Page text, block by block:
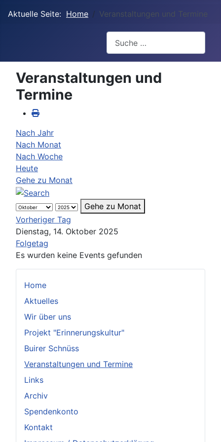
Aktuelle Seite: Home Veranstaltungen und Termine
Home
Aktuelles
Wir über uns
Projekt "Erinnerungskultur"
Buirer Schnüss
Veranstaltungen und Termine
Links
Archiv
Spendenkonto
Kontakt
Veranstaltungen und
Termine
Nach Jahr
Nach Monat
Nach Woche
Heute
Gehe zu Monat
Gehe zu Monat
Vorheriger Tag
Dienstag, 14. Oktober 2025
Folgetag
Es wurden keine Events gefunden